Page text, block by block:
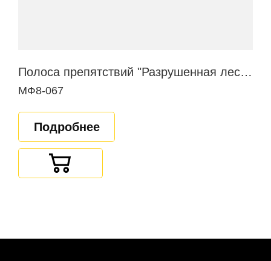
Полоса препятствий "Разрушенная лестница"
МФ8-067
Подробнее